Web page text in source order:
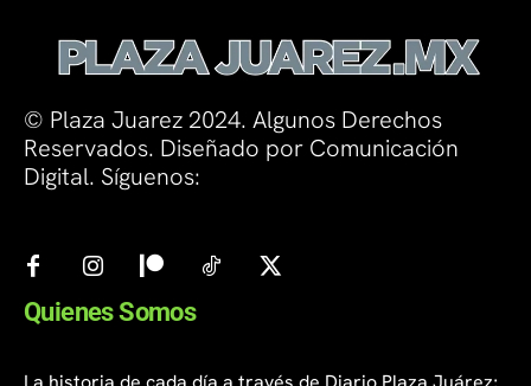
© Plaza Juarez 2024. Algunos Derechos
Reservados. Diseñado por Comunicación
Digital. Síguenos:
Quienes Somos